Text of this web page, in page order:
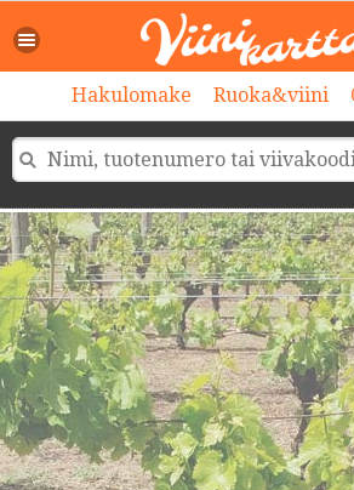
Hakulomake Ruoka&viini